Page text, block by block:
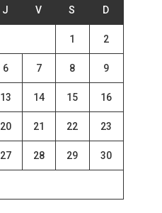
J V S D
1 2
6 7 8 9
13 14 15 16
20 21 22 23
27 28 29 30